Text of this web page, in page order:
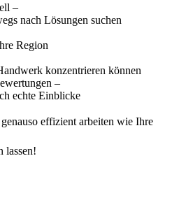
–
nach Lösungen suchen
Region
konzentrieren können
–
echte Einblicke
effizient arbeiten wie Ihre
lassen!